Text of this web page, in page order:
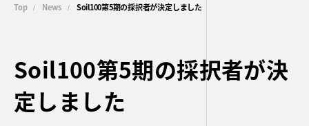
Top / News / Soil100第5期の採択者が決定しました
Soil100第5期の採択者が決
定しました